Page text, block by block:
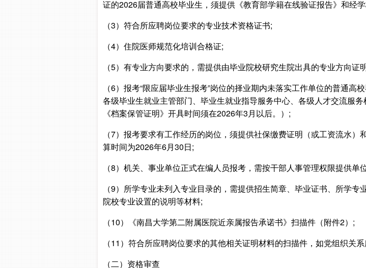
证的2026届普通高校毕业生，须提供《教育部学籍在线验证报告》和经
（3）符合所应聘岗位要求的专业技术资格证书;
（4）住院医师规范化培训合格证;
（5）有专业方向要求的，需提供由毕业院校研究生院出具的专业方向证
（6）报考“限应届毕业生报考”岗位的择业期内未落实工作单位的普通
各级毕业生就业主管部门、毕业生就业指导服务中心、各级人才交流服
《档案保管证明》开具时间须在2026年3月以后。）;
（7）报考要求有工作经历的岗位，须提供社保缴费证明（或工资流水
算时间为2026年6月30日;
（8）机关、事业单位正式在编人员报考，需按干部人事管理权限提供单
（9）所学专业未列入专业目录的，需提供招生简章、毕业证书、所学
院校专业设置的说明等材料;
（10）《南昌大学第二附属医院近亲属报告承诺书》扫描件（附件2）;
（11）符合所应聘岗位要求的其他相关证明材料的扫描件，如党组织关
（二）资格审查